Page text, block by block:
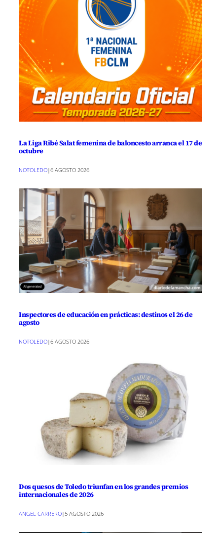
La Liga Ribé Salat femenina de baloncesto arranca el 17 de
octubre
NOTOLEDO|6 AGOSTO 2026
Inspectores de educación en prácticas: destinos el 26 de
agosto
NOTOLEDO|6 AGOSTO 2026
Dos quesos de Toledo triunfan en los grandes premios
internacionales de 2026
ANGEL CARRERO| 5 AGOSTO 2026